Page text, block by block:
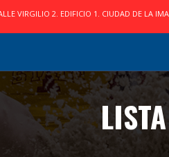
VIRGILIO 2. EDIFICIO 1. CIUDAD DE LA